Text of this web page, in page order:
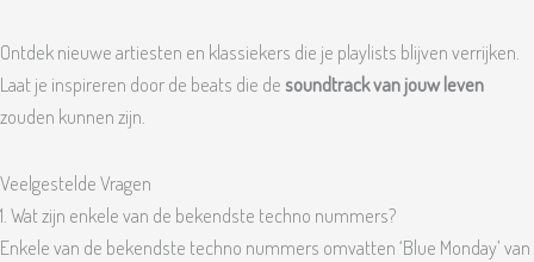
Ontdek nieuwe artiesten en klassiekers die je playlists blijven verrijken.
Laat je inspireren door de beats die desoundtrack van jouw leven
zouden kunnen zijn.
Veelgestelde Vragen
1. Wat zijn enkele van de bekendste techno nummers?
Enkele van de bekendste techno nummers omvatten ‘Blue Monday’ van